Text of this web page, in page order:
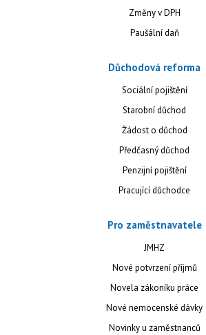
Změny v DPH
Paušální daň
Důchodová reforma
Sociální pojištění
Starobní důchod
Žádost o důchod
Předčasný důchod
Penzijní pojištění
Pracující důchodce
Pro zaměstnavatele
JMHZ
Nové potvrzení příjmů
Novela zákoníku práce
Nové nemocenské dávky
Novinky u zaměstnanců